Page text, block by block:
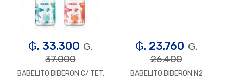
₲. 33.300 ₲.
37.000
BABELITO BIBERON C/ TET.
₲. 23.760 ₲.
26.400
BABELITO BIBERON N2